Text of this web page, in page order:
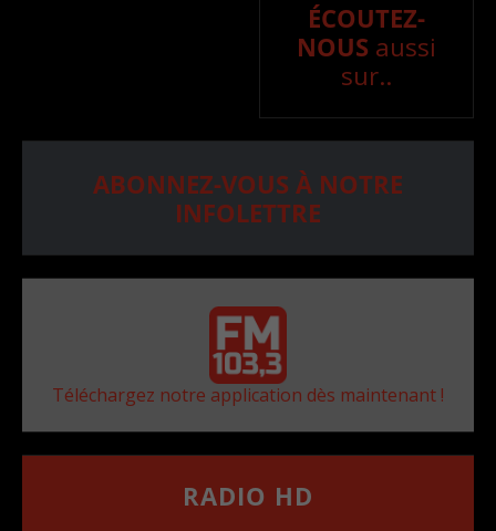
ÉCOUTEZ-
NOUS aussi
sur..
ABONNEZ-VOUS À NOTRE
INFOLETTRE
Téléchargez notre application dès maintenant !
RADIO HD